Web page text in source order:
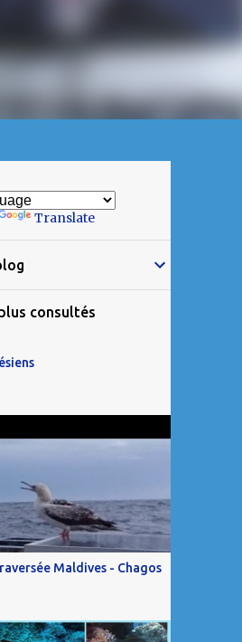
Translate
consultés
Maldives - Chagos